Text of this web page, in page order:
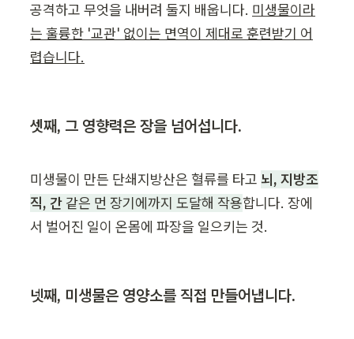
공격하고 무엇을 내버려 둘지 배웁니다. 미생물이라
는 훌륭한 '교관' 없이는 면역이 제대로 훈련받기 어
렵습니다.
셋째, 그 영향력은 장을 넘어섭니다.
미생물이 만든 단쇄지방산은 혈류를 타고 뇌, 지방조
직, 간 같은 먼 장기에까지 도달해 작용합니다. 장에
서 벌어진 일이 온몸에 파장을 일으키는 것.
넷째, 미생물은 영양소를 직접 만들어냅니다.